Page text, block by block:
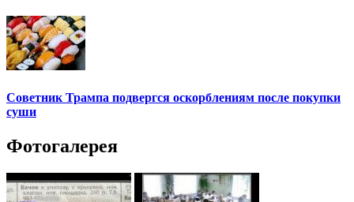
Советник Трампа подвергся оскорблениям после покупки
суши
Фотогалерея